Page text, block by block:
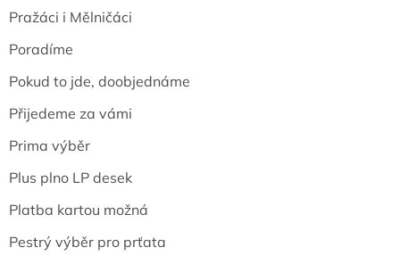
Pražáci i Mělničáci
Poradíme
Pokud to jde, doobjednáme
Přijedeme za vámi
Prima výběr
Plus plno LP desek
Platba kartou možná
Pestrý výběr pro prťata